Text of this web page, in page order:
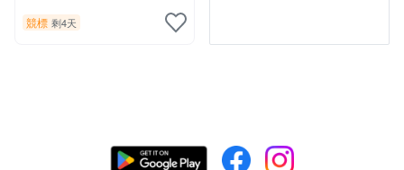
競標 剩4天